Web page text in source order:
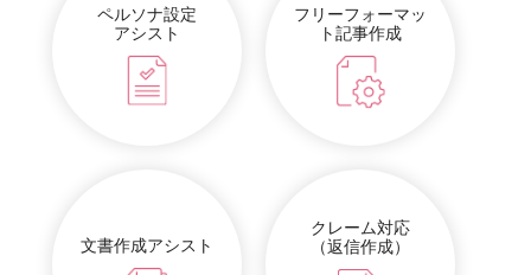
ペルソナ設定
アシスト
フリーフォーマッ
ト記事作成
文書作成アシスト
クレーム対応
（返信作成）